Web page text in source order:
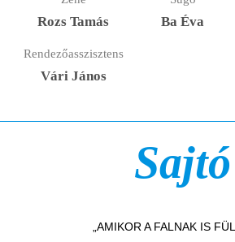
Rozs Tamás Ba Éva
Rendezőasszisztens
Vári János
Sajtó
„AMIKOR A FALNAK IS